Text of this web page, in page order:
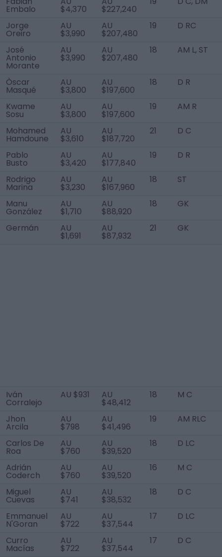
Embalo $4,370 $227,240
Jorge
Oreiro
AU
$3,990
AU
$207,480
19 D RC
José
Antonio
Morante
AU
$3,990
AU
$207,480
18 AM L, ST
Òscar
Masqué
AU
$3,800
AU
$197,600
18 D R
Kwame
Sosu
AU
$3,800
AU
$197,600
19 AM R
Mohamed
Hamdoune
AU
$3,610
AU
$187,720
21 D C
Pablo
Busto
AU
$3,420
AU
$177,840
19 D R
Rodrigo
Marina
AU
$3,230
AU
$167,960
18 ST
Manu
González
AU
$1,710
AU
$88,920
18 GK
Germán AU
$1,691
AU
$87,932
21 GK
Iván
Corralejo
AU $931 AU
$48,412
18 M C
Jhon
Arcila
AU
$798
AU
$41,496
19 AM RLC
Carlos De
Roa
AU
$760
AU
$39,520
18 D LC
Adrián
Coderch
AU
$760
AU
$39,520
16 M C
Miguel
Cuevas
AU
$741
AU
$38,532
18 D C
Emmanuel
N'Goran
AU
$722
AU
$37,544
17 D LC
Curro
Macías
AU
$722
AU
$37,544
17 D C